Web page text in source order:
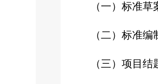
（一）标准草
（二）标准编制
（三）项目结